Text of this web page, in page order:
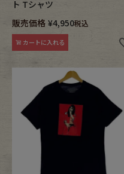
ト Tシャツ
販売価格 ¥4,950税込
カートに入れる